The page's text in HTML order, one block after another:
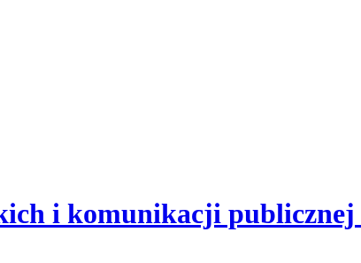
i komunikacji publicznej